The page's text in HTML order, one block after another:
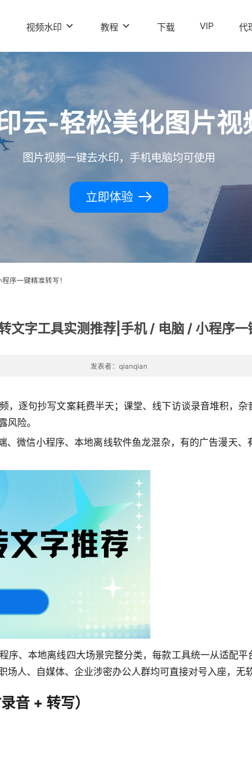
视频水印 教程 下载 VIP 代
云-轻松美化图片视
图片视频一键去水印，手机电脑均可使用
立即体验
序一键精准转写！
文字工具实测推荐|手机 / 电脑 / 小程序一
发表者：qianqian
，逐句抄写文案耗费半天；课堂、线下访谈录音堆积，
险。
微信小程序、本地离线软件鱼龙混杂，有的广告漫天
序、本地离线四大场景完整分类，每款工具统一从适配
人、自媒体、企业涉密办公人群均可直接对号入座，无
音 + 转写）